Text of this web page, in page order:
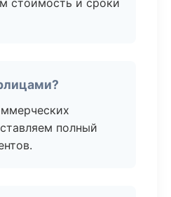
стоимость и сроки
полный